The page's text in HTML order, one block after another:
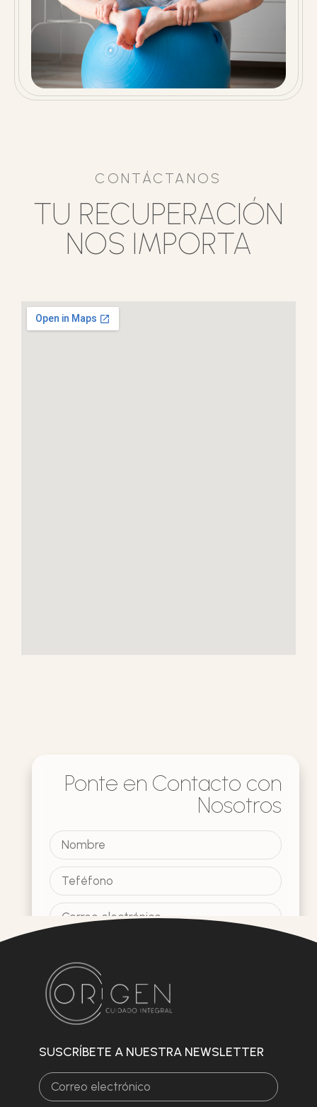
CONTÁCTANOS
TU RECUPERACIÓN
NOS IMPORTA
Ponte en Contacto con
Nosotros
SUSCRÍBETE A NUESTRA NEWSLETTER